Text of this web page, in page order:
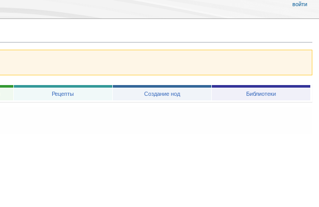
Рецепты Создание нод Библиотеки
войти